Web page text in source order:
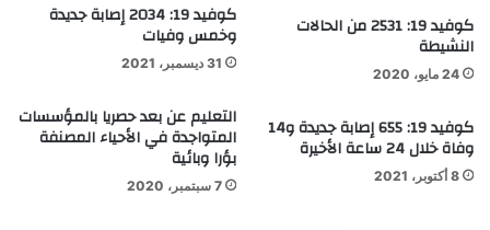
كوفيد 19: 2531 من الحالات
النشيطة
24 مايو، 2020
كوفيد 19: 2034 إصابة جديدة
وخمس وفيات
31 ديسمبر، 2021
كوفيد 19: 655 إصابة جديدة و14
وفاة خلال 24 ساعة الأخيرة
8 أكتوبر، 2021
التعليم عن بعد حصريا بالمؤسسات
المتواجدة في الأحياء المصنفة
بؤرا وبائية
7 سبتمبر، 2020